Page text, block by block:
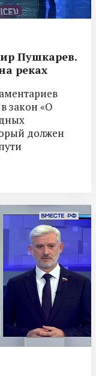
Пушкарев.
реках
закон «О
должен